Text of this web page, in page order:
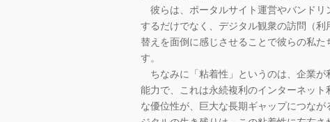
彼らは、ポータルサイト運営やバンドリ
するだけでなく、デジタル観衆の訪問（
替えを面倒に感じさせることで彼らの私
す。
ちなみに「粘着性」というのは、企業が
能力で、これは永続複利のインターネッ
な優位性が、巨大な長期ギャップにつな